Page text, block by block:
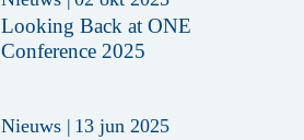
Looking Back at ONE
Conference 2025
Nieuws | 13 jun 2025